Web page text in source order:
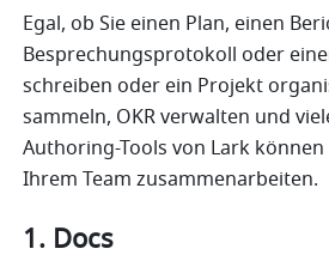
Egal, ob Sie einen Plan, einen
Besprechungsprotokoll oder
schreiben oder ein Projekt
sammeln, OKR verwalten und
Authoring-Tools von Lark
Ihrem Team zusammenarbeiten.
1. Docs